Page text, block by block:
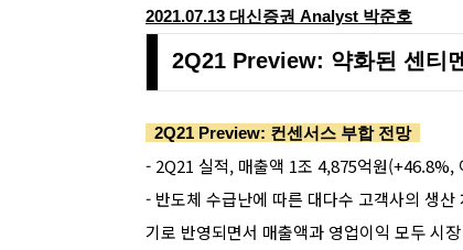
2021.07.13 대신증권 Analyst 박준호
2Q21 Preview: 약화된 센티
2Q21 Preview: 컨센서스 부합 전망
- 2Q21 실적, 매출액 1조 4,875억원(+46.8%,
- 반도체 수급난에 따른 대다수 고객사의 생
기로 반영되면서 매출액과 영업이익 모두 시